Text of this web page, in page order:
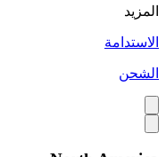
المزيد
الاستدامة
الشحن